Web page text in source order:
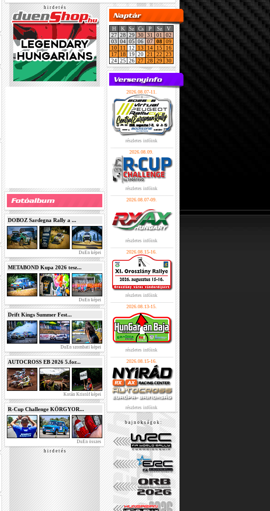
h i r d e t é s
DOBOZ Sardegna Rally a ...
DuEn képei
METABOND Kupa 2026 tesz...
DuEn képei
Drift Kings Summer Fest...
DuEn szombati képei
AUTOCROSS EB 2026 5.for...
Kotán Kristóf képei
R-Cup Challenge KÖRGYOR...
DuEn összes
h i r d e t é s
H K Sz Cs P Sz
V
27 28 29 30 31 01
02
03 04 05 06 07 08 09
10
11 12 13 14 15
16
17
18 19 20 21 22
23
24 25 26 27 28 29 30
2026.08.07-11.
részletes infóink
2026.08.09.
részletes infóink
2026.08.07-09.
részletes infóink
2026.08.15-16.
részletes infóink
2026.08.13-15.
részletes infóink
2026.08.15-16.
részletes infóink
b a j n o k s á g o k :